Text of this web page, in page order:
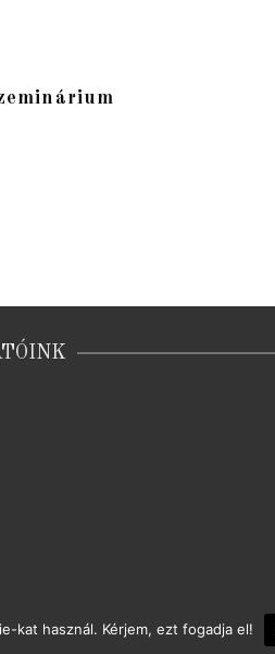
2026 Térszínház | készítette:Braun Barna
kat használ. Kérjem, ezt fogadja el!